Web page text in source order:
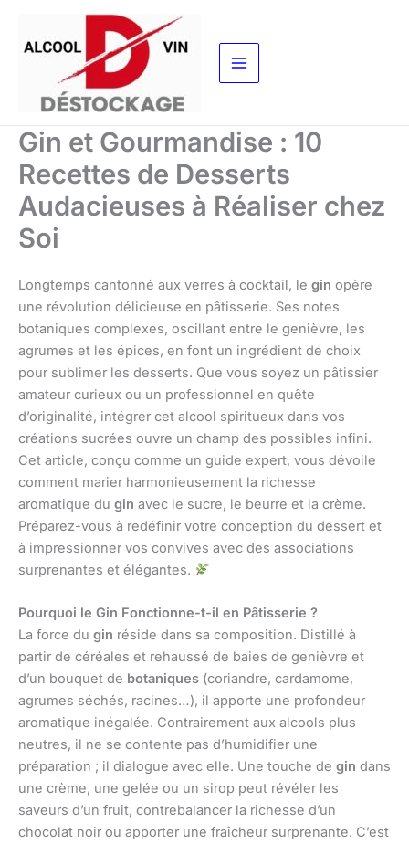
contenu
Gin et Gourmandise : 10
Recettes de Desserts
Audacieuses à Réaliser chez
Soi
Longtemps cantonné aux verres à cocktail, le gin opère
une révolution délicieuse en pâtisserie. Ses notes
botaniques complexes, oscillant entre le genièvre, les
agrumes et les épices, en font un ingrédient de choix
pour sublimer les desserts. Que vous soyez un pâtissier
amateur curieux ou un professionnel en quête
d’originalité, intégrer cet alcool spiritueux dans vos
créations sucrées ouvre un champ des possibles infini.
Cet article, conçu comme un guide expert, vous dévoile
comment marier harmonieusement la richesse
aromatique du gin avec le sucre, le beurre et la crème.
Préparez-vous à redéfinir votre conception du dessert et
à impressionner vos convives avec des associations
surprenantes et élégantes.
Pourquoi le Gin Fonctionne-t-il en Pâtisserie ?
La force du gin réside dans sa composition. Distillé à
partir de céréales et rehaussé de baies de genièvre et
d’un bouquet de botaniques (coriandre, cardamome,
agrumes séchés, racines…), il apporte une profondeur
aromatique inégalée. Contrairement aux alcools plus
neutres, il ne se contente pas d’humidifier une
préparation ; il dialogue avec elle. Une touche de gin dans
une crème, une gelée ou un sirop peut révéler les
saveurs d’un fruit, contrebalancer la richesse d’un
chocolat noir ou apporter une fraîcheur surprenante. C’est